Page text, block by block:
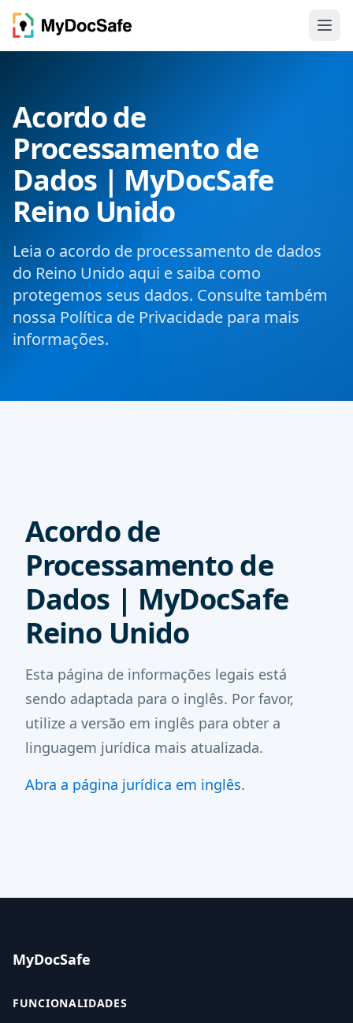
Acordo de
Processamento de
Dados | MyDocSafe
Reino Unido
Leia o acordo de processamento de dados
do Reino Unido aqui e saiba como
protegemos seus dados. Consulte também
nossa Política de Privacidade para mais
informações.
Acordo de
Processamento de
Dados | MyDocSafe
Reino Unido
Esta página de informações legais está
sendo adaptada para o inglês. Por favor,
utilize a versão em inglês para obter a
linguagem jurídica mais atualizada.
Abra a página jurídica em inglês.
MyDocSafe
FUNCIONALIDADES